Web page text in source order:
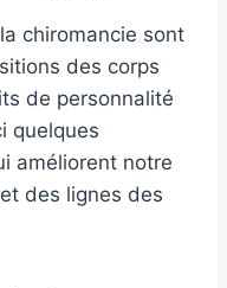
chiromancie sont
des corps
de personnalité
quelques
améliorent notre
des lignes des